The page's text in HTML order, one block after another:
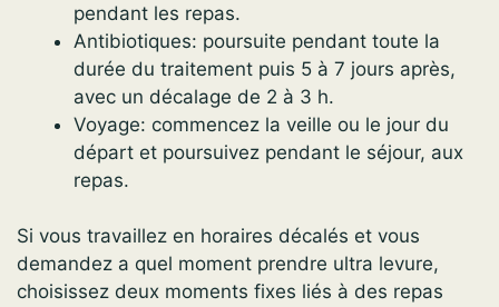
pendant les repas.
Antibiotiques: poursuite pendant toute la
durée du traitement puis 5 à 7 jours après,
avec un décalage de 2 à 3 h.
Voyage: commencez la veille ou le jour du
départ et poursuivez pendant le séjour, aux
repas.
Si vous travaillez en horaires décalés et vous
demandez a quel moment prendre ultra levure,
choisissez deux moments fixes liés à des repas